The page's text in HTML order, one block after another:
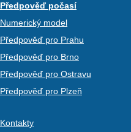
Předpověď počasí
Numerický model
Předpověď pro Prahu
Předpověď pro Brno
Předpověď pro Ostravu
Předpověď pro Plzeň
Kontakty